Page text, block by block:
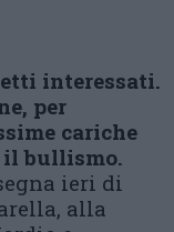
interessati.
per
cariche
il bullismo.
ieri di
alla